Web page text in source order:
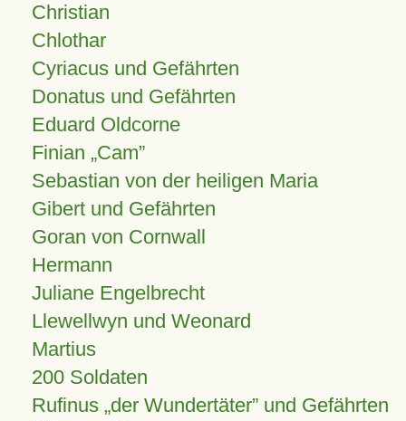
Christian
Chlothar
Cyriacus und Gefährten
Donatus und Gefährten
Eduard Oldcorne
Finian Cam
Sebastian von der heiligen Maria
Gibert und Gefährten
Goran von Cornwall
Hermann
Juliane Engelbrecht
Llewellwyn und Weonard
Martius
200 Soldaten
Rufinus „der Wundertäter” und Gefährten